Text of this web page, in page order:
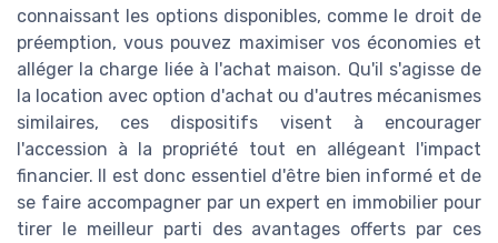
connaissant les options disponibles, comme le droit de
préemption, vous pouvez maximiser vos économies et
alléger la charge liée à l'achat maison. Qu'il s'agisse de
la location avec option d'achat ou d'autres mécanismes
similaires, ces dispositifs visent à encourager
l'accession à la propriété tout en allégeant l'impact
financier. Il est donc essentiel d'être bien informé et de
se faire accompagner par un expert en immobilier pour
tirer le meilleur parti des avantages offerts par ces